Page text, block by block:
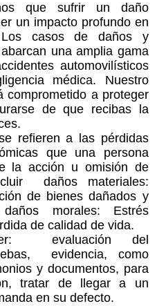
que sufrir un daño
un impacto profundo en
casos de daños y
una amplia gama
automovilísticos
médica. Nuestro
comprometido a proteger
de que recibas la
refieren a las pérdidas
que una persona
la acción u omisión de
daños materiales:
de bienes dañados y
morales: Estrés
de calidad de vida.
evaluación del
evidencia, como
y documentos, para
tratar de llegar a un
en su defecto.